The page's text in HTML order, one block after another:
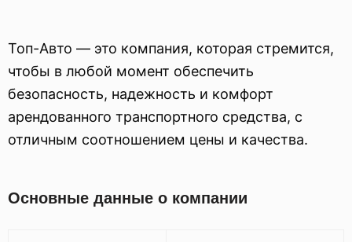
i
Топ-Авто — это компания, которая стремится,
чтобы в любой момент обеспечить
безопасность, надежность и комфорт
арендованного транспортного средства, с
отличным соотношением цены и качества.
Основные данные о компании